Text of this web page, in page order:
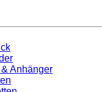
Anhänger